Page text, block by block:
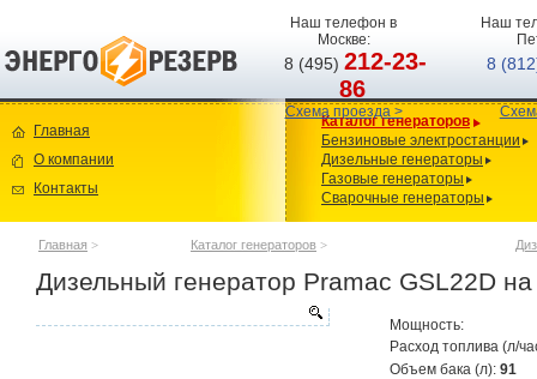
Наш телефон в
Москве:
8 (495)212-23-
86
Схема проезда >
Наш
8
Главная
О компании
Контакты
Каталог генераторов
Бензиновые электростанции
Дизельные генераторы
Газовые генераторы
Сварочные генераторы
Главная > Каталог генераторов >
Дизельный генератор Pramac GSL22D
Мощность:
Расход топлива (л/
Объем бака (л): 91